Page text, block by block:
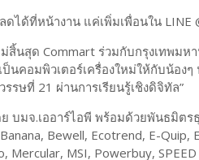
ได้ที่หน้างาน แค่เพิ่มเพื่อนใน LINE
ม่สิ้นสุด Commart ร่วมกับกรุงเทพม
ป็นคอมพิวเตอร์เครื่องใหม่ให้กับน้อง
รษที่ 21 ผ่านการเรียนรู้เชิงดิจิทัล”
มจ.เออาร์ไอพี พร้อมด้วยพันธมิตรธุ
Bewell, Ecotrend, E-Quip,
Mercular, MSI, Powerbuy,